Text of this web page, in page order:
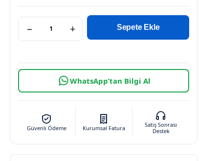
− + Sepete Ekle
WhatsApp’tan Bilgi Al
Güvenli Ödeme Kurumsal Fatura
Satış Sonrası
Destek